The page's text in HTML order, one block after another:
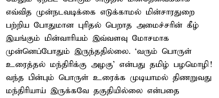
எவ்வித முன்நடவடிக்கை எடுக்காமல் மின்சாரதுறை
பற்றிய போதுமான புரிதல் பெறாத அமைச்சரின் கீழ்
இயங்கும் மின்வாரியம் இவ்வளவு மோசமாக
முன்னெப்போதும் இருந்ததில்லை. ‘வரும் பொருள்
உரைத்தல் மந்திரிக்கு அழகு’ என்பது தமிழ் பழமொழி!
வந்த பின்பும் பொருள் உரைக்க முடியாமல் திணறுவது
மந்திரியாய் இருக்கவே தகுதியில்லை என்பதை